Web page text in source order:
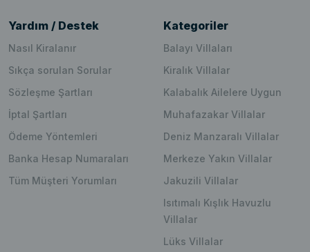
Yardım / Destek
Nasıl Kiralanır
Sıkça sorulan Sorular
Sözleşme Şartları
İptal Şartları
Ödeme Yöntemleri
Banka Hesap Numaraları
Tüm Müşteri Yorumları
Kategoriler
Balayı Villaları
Kiralık Villalar
Kalabalık Ailelere Uygun
Muhafazakar Villalar
Deniz Manzaralı Villalar
Merkeze Yakın Villalar
Jakuzili Villalar
Isıtımalı Kışlık Havuzlu
Villalar
Lüks Villalar